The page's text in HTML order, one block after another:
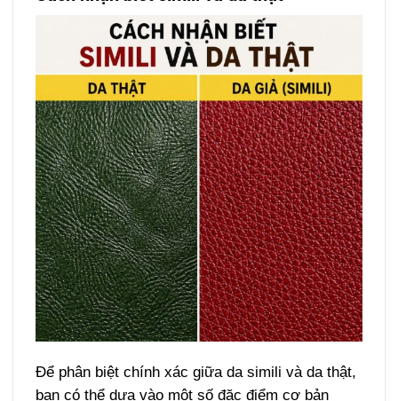
Để phân biệt chính xác giữa da simili và da thật,
bạn có thể dựa vào một số đặc điểm cơ bản